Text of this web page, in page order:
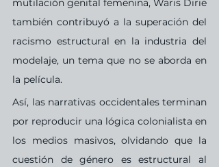
mutilación genital femenina, Waris Dirie
también contribuyó a la superación del
racismo estructural en la industria del
modelaje, un tema que no se aborda en
la película.
Así, las narrativas occidentales terminan
por reproducir una lógica colonialista en
los medios masivos, olvidando que la
cuestión de género es estructural al